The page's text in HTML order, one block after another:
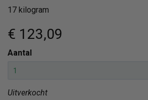
17 kilogram
€ 123,09
Aantal
Uitverkocht